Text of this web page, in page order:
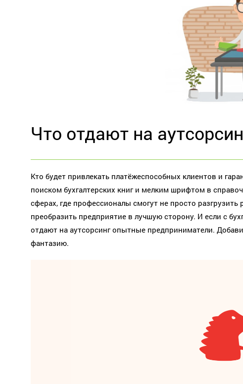
Что отдают на
Кто будет привлекать платёжеспособных клиентов и
поиском бухгалтерских книг и мелким шрифтом в
сферах, где профессионалы смогут не просто
преобразить предприятие в лучшую сторону. И если с
отдают на аутсорсинг опытные предприниматели.
фантазию.